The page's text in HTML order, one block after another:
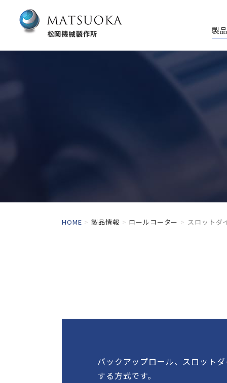
製
HOME 製品情報 ロールコーター スロットダ
バックアップロール、スロット
する